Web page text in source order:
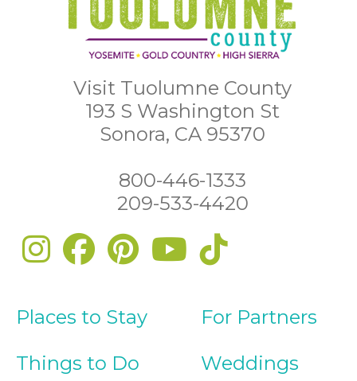
Visit Tuolumne County
193 S Washington St
Sonora, CA 95370
800-446-1333
209-533-4420
Places to Stay
Things to Do
For Partners
Weddings